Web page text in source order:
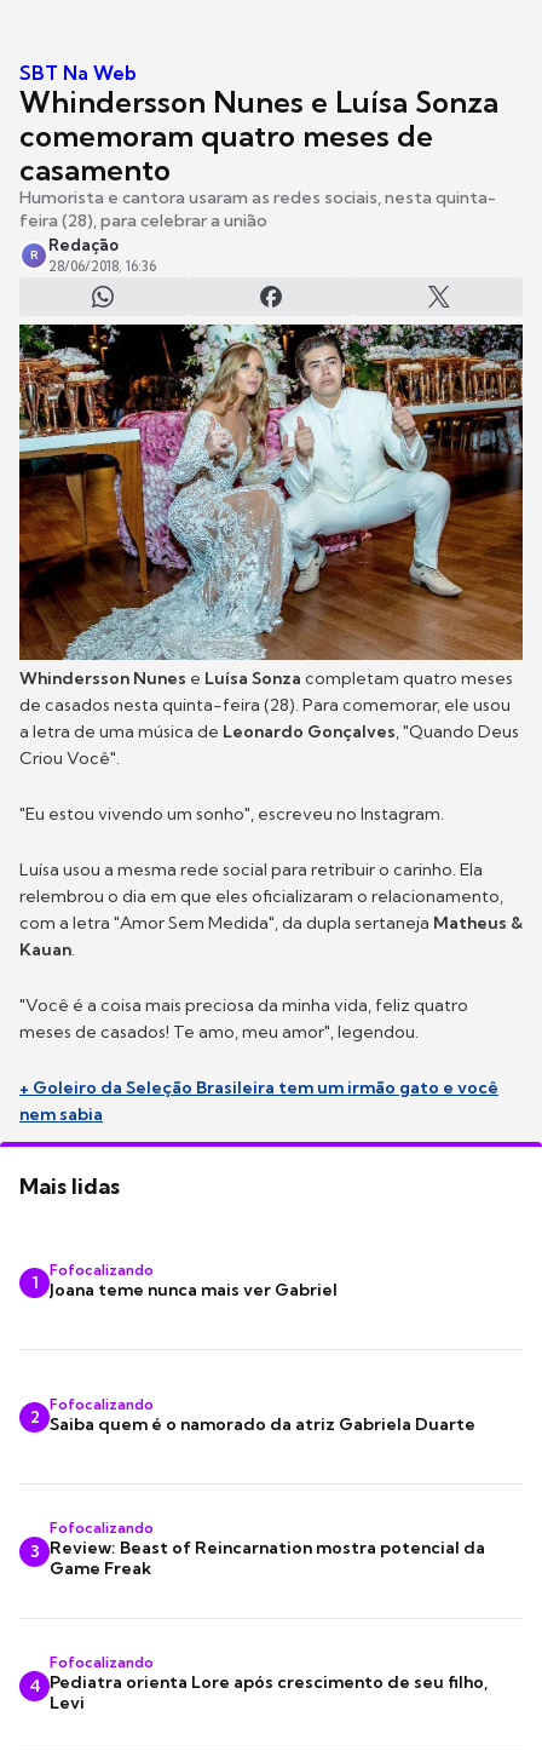
SBT Na Web
Whindersson Nunes e Luísa Sonza
comemoram quatro meses de
casamento
Humorista e cantora usaram as redes sociais, nesta quinta-
feira (28), para celebrar a união
R
Redação
28/06/2018, 16:36
Whindersson Nunes e Luísa Sonza completam quatro meses
de casados nesta quinta-feira (28). Para comemorar, ele usou
a letra de uma música de Leonardo Gonçalves, "Quando Deus
Criou Você".
"Eu estou vivendo um sonho", escreveu no Instagram.
Luísa usou a mesma rede social para retribuir o carinho. Ela
relembrou o dia em que eles oficializaram o relacionamento,
com a letra "Amor Sem Medida", da dupla sertaneja Matheus &
Kauan.
"Você é a coisa mais preciosa da minha vida, feliz quatro
meses de casados! Te amo, meu amor", legendou.
+ Goleiro da Seleção Brasileira tem um irmão gato e você
nem sabia
Mais lidas
1
Fofocalizando
Joana teme nunca mais ver Gabriel
2
Fofocalizando
Saiba quem é o namorado da atriz Gabriela Duarte
3
Fofocalizando
Review: Beast of Reincarnation mostra potencial da
Game Freak
4
Fofocalizando
Pediatra orienta Lore após crescimento de seu filho,
Levi